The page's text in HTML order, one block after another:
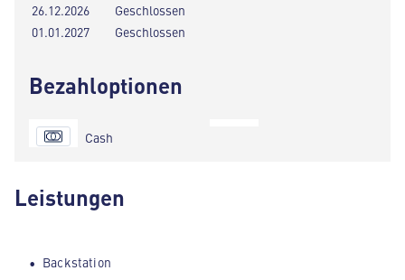
26.12.2026
Geschlossen
01.01.2027
Geschlossen
Bezahloptionen
Cash
Leistungen
Backstation